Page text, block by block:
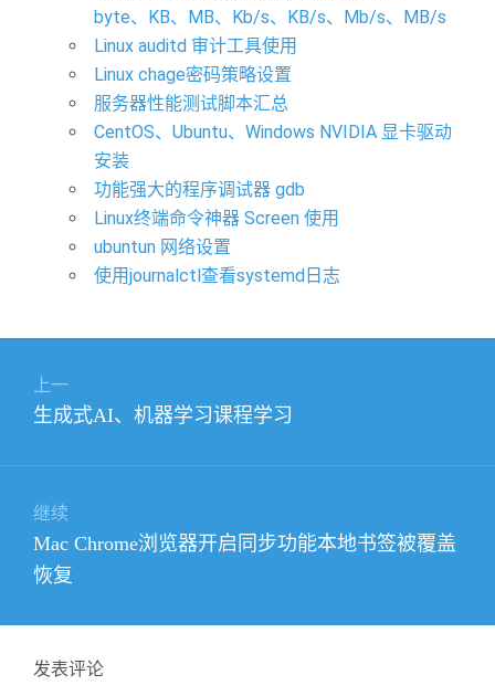
byte、KB、MB、Kb/s、KB/s、Mb/s、MB/s
Linux auditd 审计工具使用
Linux chage密码策略设置
服务器性能测试脚本汇总
CentOS、Ubuntu、Windows NVIDIA 显卡驱动
安装
功能强大的程序调试器 gdb
Linux终端命令神器 Screen 使用
ubuntun 网络设置
使用journalctl查看systemd日志
上一
上
章：
生成式AI、机器学习课程学习
继续
下
篇
章：
Mac Chrome浏览器开启同步功能本地书签被覆盖
恢复
发表评论